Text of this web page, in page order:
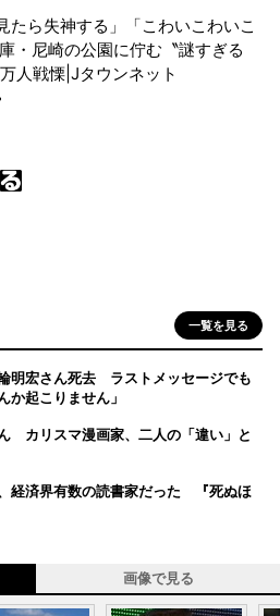
たら失神する」「こわいこわいこ
・尼崎の公園に佇む〝謎すぎる
人戦慄|Jタウンネット
一覧を見る
明宏さん死去 ラストメッセージでも
起こりません」
カリスマ漫画家、二人の「違い」と
経済界有数の読書家だった 『死ぬほ
画像で見る